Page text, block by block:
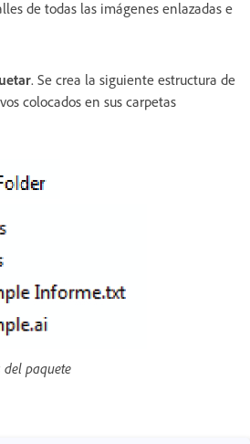
de todas las imágenes enlazadas e
. Se crea la siguiente estructura de
colocados en sus carpetas
del paquete